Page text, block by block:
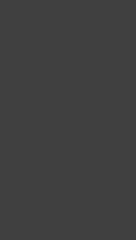
UNE
en ligne, la manipulation
européenne (UE) a
Act (DSA), pour